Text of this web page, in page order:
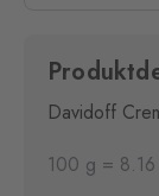
Davidoff
100 g = 8.16